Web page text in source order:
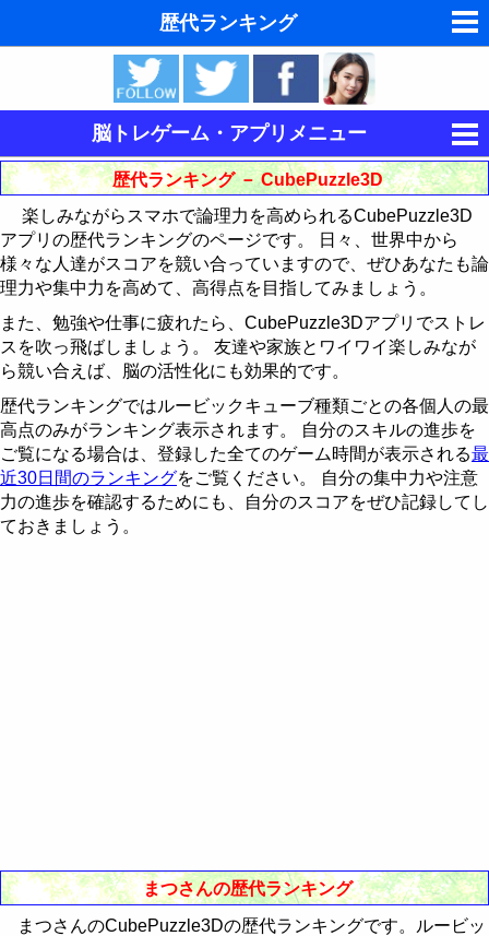
歴代ランキング
夢の夢占い
東洋・西洋占星術
ホラリー占星術
手相占いで未来診断
タロットカードで無料占い
飛星派風水で住宅開運
男と女の心理学と心理テスト
脳の機能と心と体の健康
Western-Eastern Astrology
脳トレゲーム・アプリメニュー
集中力を鍛える
キングをたたけ
歴代ランキング
最近30日間のランキング
Follow The Order
歴代ランキング
最近30日間のランキング
記憶力を鍛える
神経衰弱
歴代ランキング
最近30日間のランキング
論理力を鍛える
15パズル
15パズルの解き方
歴代ランキング
最近30日間のランキング
CubePuzzle3D
CubePuzzle3D攻略法
歴代ランキング
最近30日間のランキング
運動制御能力を鍛える
BikeRace3D
歴代ランキング
RealBreaker3D
歴代ランキング － CubePuzzle3D
楽しみながらスマホで論理力を高められるCubePuzzle3D
アプリの歴代ランキングのページです。 日々、世界中から
様々な人達がスコアを競い合っていますので、ぜひあなたも論
理力や集中力を高めて、高得点を目指してみましょう。
また、勉強や仕事に疲れたら、CubePuzzle3Dアプリでストレ
スを吹っ飛ばしましょう。 友達や家族とワイワイ楽しみなが
ら競い合えば、脳の活性化にも効果的です。
歴代ランキングではルービックキューブ種類ごとの各個人の最
高点のみがランキング表示されます。 自分のスキルの進歩を
ご覧になる場合は、登録した全てのゲーム時間が表示される最
近30日間のランキングをご覧ください。 自分の集中力や注意
力の進歩を確認するためにも、自分のスコアをぜひ記録してし
ておきましょう。
まつさんの歴代ランキング
まつさんのCubePuzzle3Dの歴代ランキングです。ルービッ